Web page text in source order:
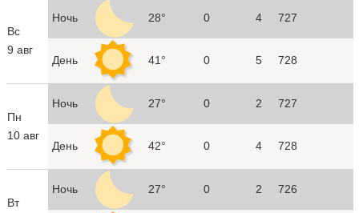
Вс
9 авг
Ночь 28° 0 4 727
День 41° 0 5 728
Пн
10 авг
Ночь 27° 0 2 727
День 42° 0 4 728
Вт
Ночь 27° 0 2 726